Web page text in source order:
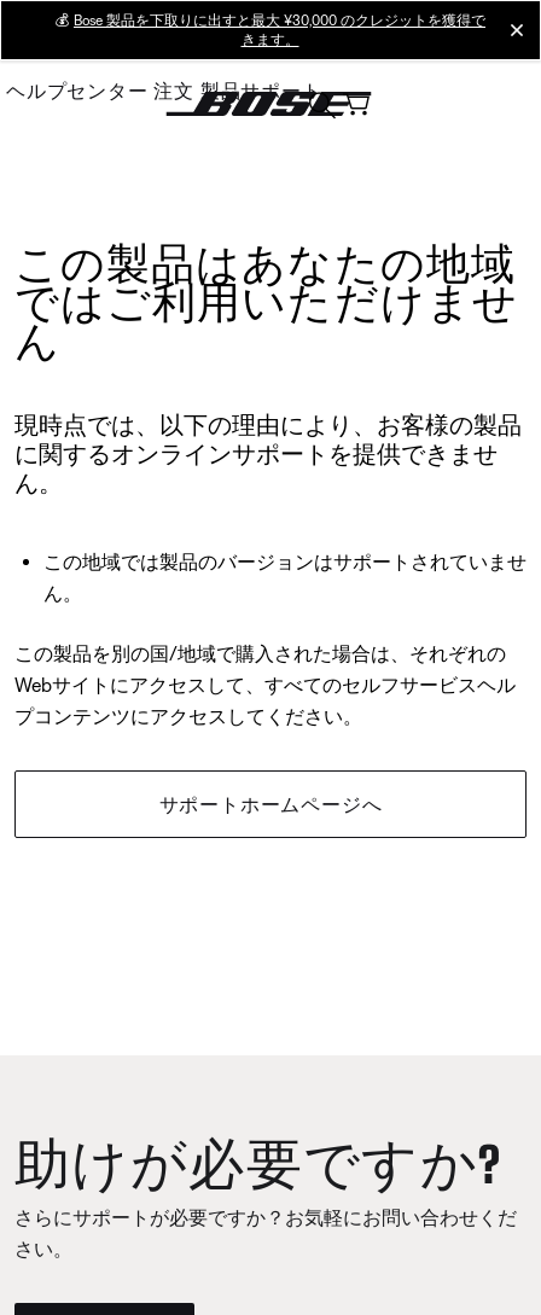
Main
💰 Bose 製品を下取りに出すと最大 ¥30,000 のクレジットを獲得で
きます。
ヘルプセンター 注文 製品サポート
この製品はあなたの地域
ではご利用いただけませ
ん
現時点では、以下の理由により、お客様の製品
に関するオンラインサポートを提供できませ
ん。
この地域では製品のバージョンはサポートされていませ
ん。
この製品を別の国/地域で購入された場合は、それぞれの
Webサイトにアクセスして、すべてのセルフサービスヘル
プコンテンツにアクセスしてください。
サポートホームページへ
助けが必要ですか?
さらにサポートが必要ですか？お気軽にお問い合わせくだ
さい。